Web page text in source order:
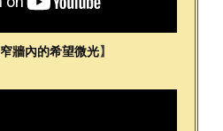
窄牆內的希望微光】